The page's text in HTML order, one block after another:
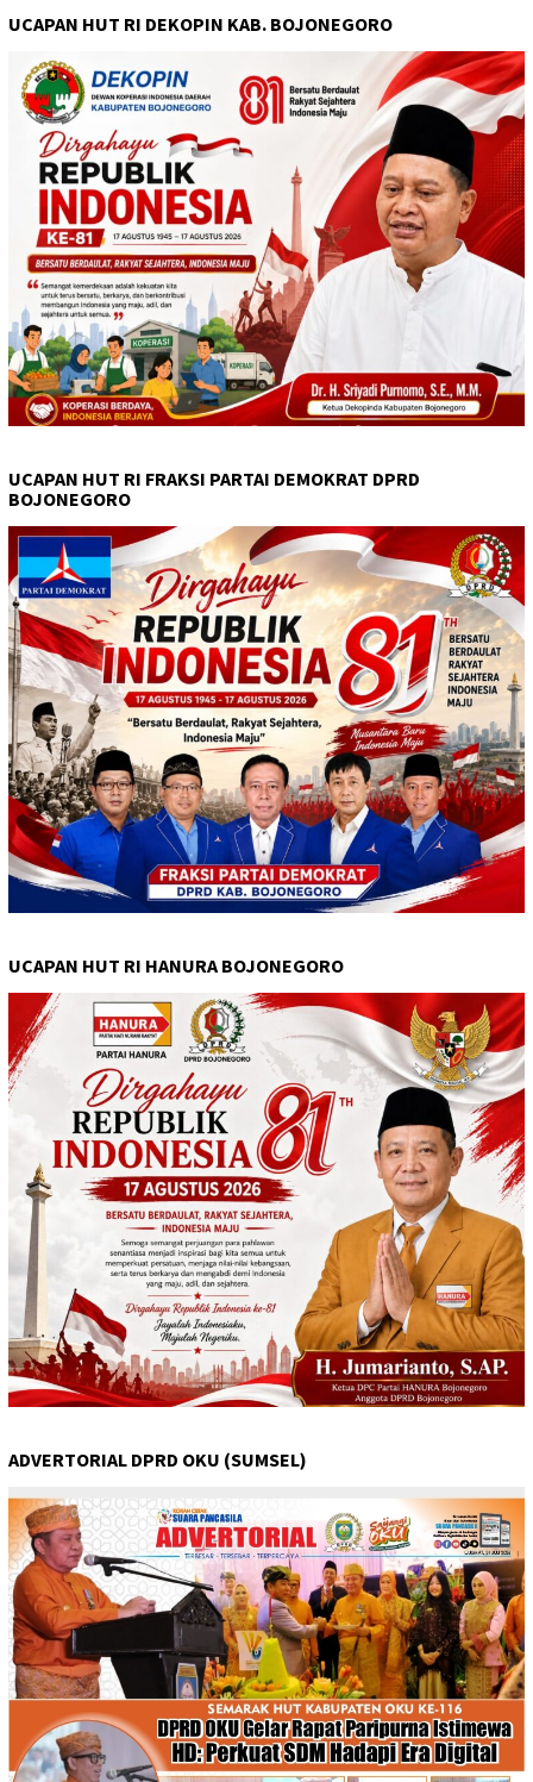
UCAPAN HUT RI DEKOPIN KAB. BOJONEGORO
UCAPAN HUT RI FRAKSI PARTAI DEMOKRAT DPRD
BOJONEGORO
UCAPAN HUT RI HANURA BOJONEGORO
ADVERTORIAL DPRD OKU (SUMSEL)